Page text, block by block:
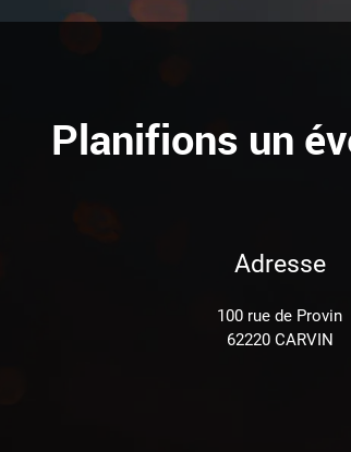
Planifions un
Adresse
100 rue de Provin
62220 CARVIN